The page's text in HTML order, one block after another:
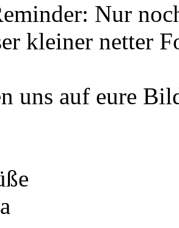
Nur
kleiner netter
uns auf eure